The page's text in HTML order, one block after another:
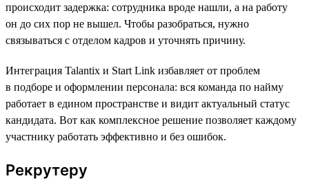
происходит задержка: сотрудника вроде нашли, а на работу
он до сих пор не вышел. Чтобы разобраться, нужно
связываться с отделом кадров и уточнять причину.
Интеграция Talantix и Start Link избавляет от проблем
в подборе и оформлении персонала: вся команда по найму
работает в едином пространстве и видит актуальный статус
кандидата. Вот как комплексное решение позволяет каждому
участнику работать эффективно и без ошибок.
Рекрутеру